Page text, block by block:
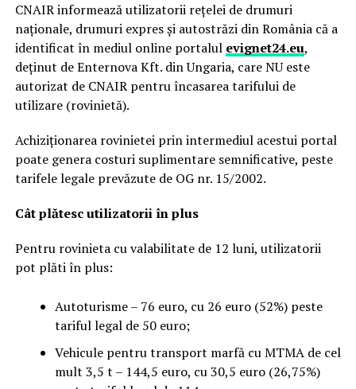
CNAIR informează utilizatorii rețelei de drumuri
naționale, drumuri expres și autostrăzi din România că a
identificat în mediul online portalul evignet24.eu,
deținut de Enternova Kft. din Ungaria, care NU este
autorizat de CNAIR pentru încasarea tarifului de
utilizare (rovinietă).
Achiziționarea rovinietei prin intermediul acestui portal
poate genera costuri suplimentare semnificative, peste
tarifele legale prevăzute de OG nr. 15/2002.
Cât plătesc utilizatorii în plus
Pentru rovinieta cu valabilitate de 12 luni, utilizatorii
pot plăti în plus:
Autoturisme – 76 euro, cu 26 euro (52%) peste
tariful legal de 50 euro;
Vehicule pentru transport marfă cu MTMA de cel
mult 3,5 t – 144,5 euro, cu 30,5 euro (26,75%)